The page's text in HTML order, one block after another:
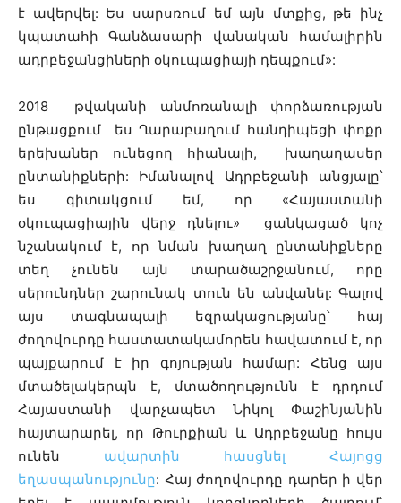
է ավերվել: Ես սարսռում եմ այն մտքից, թե ինչ
կպատահի Գանձասարի վանական համալիրին
ադրբեջանցիների օկուպացիայի դեպքում»:
2018 թվականի անմոռանալի փորձառության
ընթացքում ես Ղարաբաղում հանդիպեցի փոքր
երեխաներ ունեցող հիանալի, խաղաղասեր
ընտանիքների: Իմանալով Ադրբեջանի անցյալը՝
ես գիտակցում եմ, որ «Հայաստանի
օկուպացիային վերջ դնելու» ցանկացած կոչ
նշանակում է, որ նման խաղաղ ընտանիքները
տեղ չունեն այն տարածաշրջանում, որը
սերունդներ շարունակ տուն են անվանել: Գալով
այս տագնապալի եզրակացությանը՝ հայ
ժողովուրդը հաստատակամորեն հավատում է, որ
պայքարում է իր գոյության համար: Հենց այս
մտածելակերպն է, մտածողությունն է դրդում
Հայաստանի վարչապետ Նիկոլ Փաշինյանին
հայտարարել, որ Թուրքիան և Ադրբեջանը հույս
ունեն ավարտին հասցնել Հայոցց
եղասպանությունը: Հայ ժողովուրդը դարեր ի վեր